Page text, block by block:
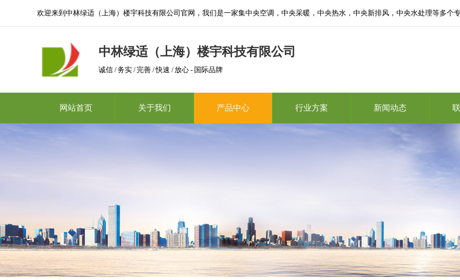
欢迎来到中林绿适（上海）楼宇科技有限公司官网，我们是一家集中央空调，中央采暖，中央热水，中央新排风，中央水处理等多个
中林绿适（上海）楼宇科技有限公司
诚信 / 务实 / 完善 / 快速 / 放心 - 国际品牌
网站首页 关于我们 产品中心 行业方案 新闻动态